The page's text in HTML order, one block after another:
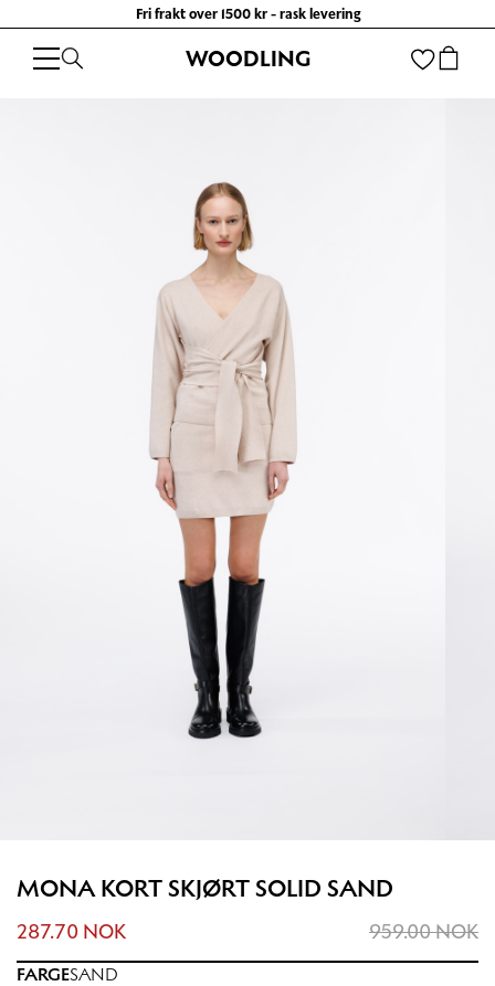
Fri frakt over 1500 kr - rask levering
WOODLING
WOODLING
MONA KORT SKJØRT SOLID SAND
287.70 NOK 959.00 NOK
FARGESAND